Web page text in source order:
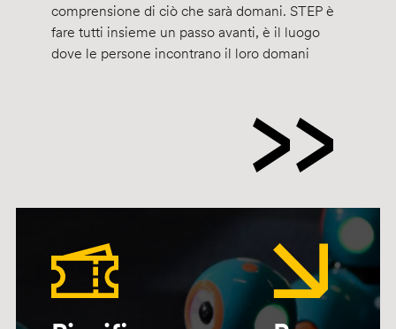
comprensione di ciò che sarà domani. STEP è
fare tutti insieme un passo avanti, è il luogo
dove le persone incontrano il loro domani